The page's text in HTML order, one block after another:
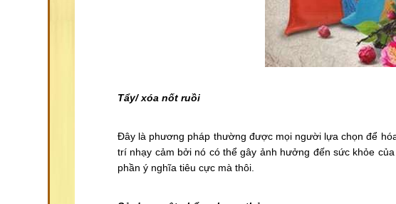
Tẩy/ xóa nốt ruồi
Đây là phương pháp thường được mọi người lựa chọn để
trí nhạy cảm bởi nó có thể gây ảnh hưởng đến sức khỏe
phần ý nghĩa tiêu cực mà thôi.